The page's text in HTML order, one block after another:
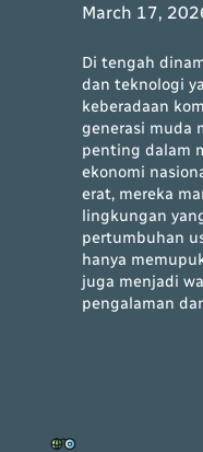
March 17,
Di tengah
dan teknologi
keberadaan
generasi muda
penting dalam
ekonomi
erat, mereka
lingkungan
pertumbuhan
hanya
juga menjadi
pengalaman